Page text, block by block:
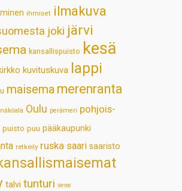
ihmiset ilmakuva
joki järvi
kansallispuisto kesä
kuvituskuva lappi
maisema merenranta
näköala Oulu perämeri pohjois-
puisto puu pääkaupunki
retkeily ruska saari saaristo
talvi tunturi vene